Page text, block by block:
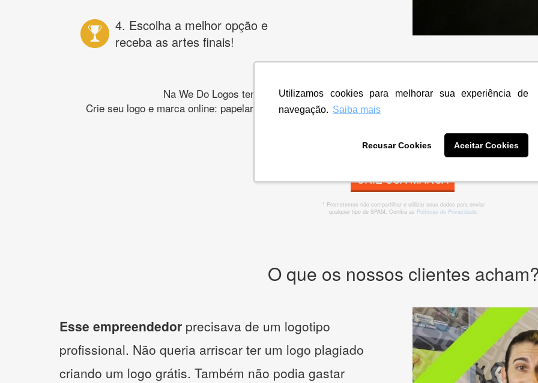
Utilizamos cookies para melhorar sua experiência de
navegação. Saiba mais
Recusar Cookies Aceitar Cookies
4. Escolha a melhor opção e
receba as artes finais!
Na We Do Logos temos os melhores designers de logotipos online para criar a
Crie seu logo e marca online: papelaria, banner, cartão de visita, folder, flyer, website e muito
CRIE SUA MARCA
* Prometemos não compartilhar e utilizar seus dados para enviar
qualquer tipo de SPAM. Confira as Políticas de Privacidade.
O que os nossos clientes
Esse empreendedor precisava de um logotipo
profissional. Não queria arriscar ter um logo plagiado
criando um logo grátis. Também não podia gastar